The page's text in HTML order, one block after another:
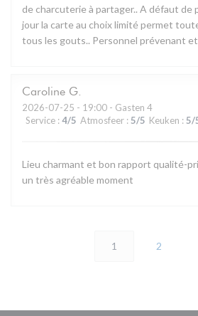
de charcuterie à partager.. A défaut de
jour la carte au choix limité permet
tous les gouts.. Personnel prévenant
Caroline G
2026-07-25 - 19:00 - Gasten 4
Service : 4/5 Atmosfeer : 5/5 Keuken : 5/
Lieu charmant et bon rapport qualité-
un très agréable moment
1 2